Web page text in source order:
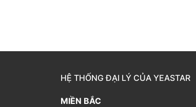
HỆ THỐNG ĐẠI LÝ CỦA YEASTAR
MIỀN BẮC